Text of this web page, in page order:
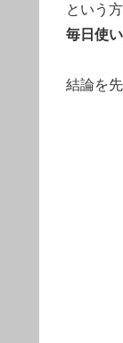
という
毎日使
結論を